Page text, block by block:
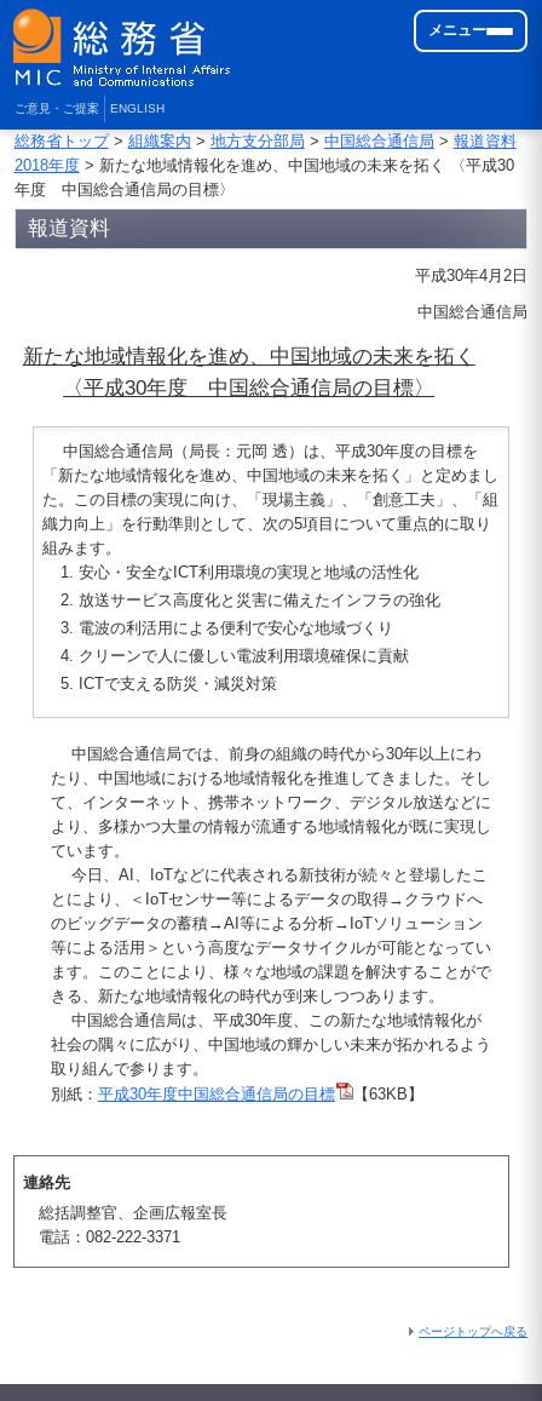
ご意見・ご提案 ENGLISH
メニュー
総務省トップ> 組織案内 > 地方支分部局 > 中国総合通信局 > 報道資料
2018年度> 新たな地域情報化を進め、中国地域の未来を拓く 〈平成30
年度 中国総合通信局の目標〉
報道資料
平成30年4月2日
中国総合通信局
新たな地域情報化を進め、中国地域の未来を拓く
〈平成30年度 中国総合通信局の目標〉
中国総合通信局（局長：元岡 透）は、平成30年度の目標を
「新たな地域情報化を進め、中国地域の未来を拓く」と定めまし
た。この目標の実現に向け、「現場主義」、「創意工夫」、「組
織力向上」を行動準則として、次の5項目について重点的に取り
組みます。
安心・安全なICT利用環境の実現と地域の活性化
放送サービス高度化と災害に備えたインフラの強化
電波の利活用による便利で安心な地域づくり
クリーンで人に優しい電波利用環境確保に貢献
ICTで支える防災・減災対策
中国総合通信局では、前身の組織の時代から30年以上にわ
たり、中国地域における地域情報化を推進してきました。そし
て、インターネット、携帯ネットワーク、デジタル放送などに
より、多様かつ大量の情報が流通する地域情報化が既に実現し
ています。
今日、AI、IoTなどに代表される新技術が続々と登場したこ
とにより、＜IoTセンサー等によるデータの取得→クラウドへ
のビッグデータの蓄積→AI等による分析→IoTソリューション
等による活用＞という高度なデータサイクルが可能となってい
ます。このことにより、様々な地域の課題を解決することがで
きる、新たな地域情報化の時代が到来しつつあります。
中国総合通信局は、平成30年度、この新たな地域情報化が
社会の隅々に広がり、中国地域の輝かしい未来が拓かれるよう
取り組んで参ります。
別紙： 平成30年度中国総合通信局の目標 【63KB】
連絡先
総括調整官、企画広報室長
電話：082-222-3371
ページトップへ戻る